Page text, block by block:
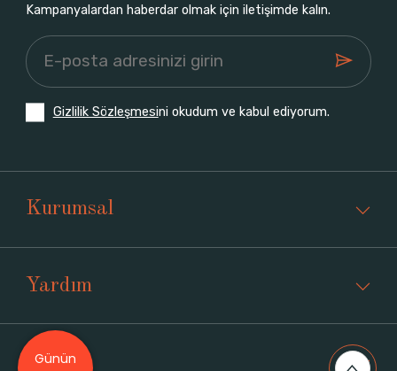
Kampanyalardan haberdar olmak için iletişimde kalın.
Gizlilik Sözleşmesini okudum ve kabul ediyorum.
Kurumsal
Yardım
Üyelik
Günün